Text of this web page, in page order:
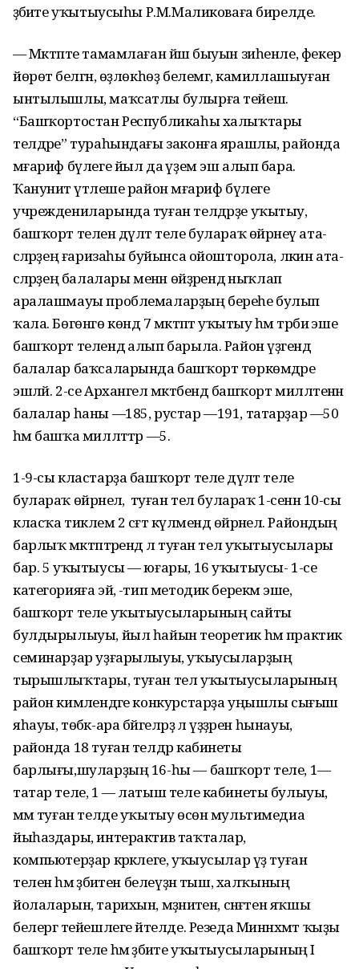
әҙәбиәте уҡытыусыһы Р.М.Маликоваға бирелде.
— Мәктәпте тамамлаған йәш быуын зиһенле, фекер
йөрөтә белгән, өҙлөкһөҙ белемгә, камиллашыуған
ынтылышлы, маҡсатлы булырға тейеш.
“Башҡортостан Республикаһы халыҡтары
телдәре” тураһындағы законға ярашлы, районда
мәғариф бүлеге йыл да әүҙем эш алып бара.
Ҡануниәт үтәлеше район мәғариф бүлеге
учреждениларында туған телдәрҙе уҡытыу,
башҡорт телен дәүләт теле булараҡ өйрәнеү ата-
әсәләрҙең ғаризаһы буйынса ойошторола, ләкин ата-
әсәләрҙең балалары менән өйҙәрендә ныҡлап
аралашмауы проблемаларҙың береһе булып
ҡала. Бөгөнгө көндә 7 мәктәптә уҡытыу һәм тәрбиә эше
башҡорт телендә алып барыла. Район үҙәгендә
балалар баҡсаларында башҡорт төркөмдәре
эшләй. 2-се Архангел мәктәбендә башҡорт милләтенән
балалар һаны —185, рустар —191, татарҙар —50
һәм башҡа милләттәр —5.
1-9-сы кластарҙа башҡорт теле дәүләт теле
булараҡ өйрәнелә, ә туған тел булараҡ 1-сенән 10-сы
класҡа тиклем 2 сәғәт күләмендә өйрәнелә. Райондың
барлыҡ мәктәптәрендә лә туған тел уҡытыусылары
бар. 5 уҡытыусы — юғары, 16 уҡытыусы- 1-се
категорияға эйә, -тип методик берекмә эше,
башҡорт теле уҡытыусыларының сайты
булдырылыуы, йыл һайын теоретик һәм практик
семинарҙар уҙғарылыуы, уҡыусыларҙың
тырышлыҡтары, туған тел уҡытыусыларының
район кимәлендәге конкурстарҙа уңышлы сығыш
яһауы, төбәк-ара бәйгеләрҙә лә үҙҙәрен һынауы,
районда 18 туған телдәр кабинеты
барлығы,шуларҙың 16-һы — башҡорт теле, 1—
татар теле, 1 — латыш теле кабинеты булыуы,
әммә туған телде уҡытыу өсөн мультимедиа
йыһаздары, интерактив таҡталар,
компьютерҙар кәрәклеге, уҡыусылар үҙ туған
телен һәм әҙәбиәтен белеүҙән тыш, халҡының
йолаларын, тарихын, мәҙәниәтен, сәнғәтен яҡшы
белергә тейешлеге әйтелде. Резеда Миннәхмәт ҡыҙы
башҡорт теле һәм әҙәбиәте уҡытыусыларының I